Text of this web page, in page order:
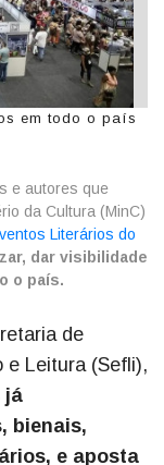
em todo o país
e autores que
da Cultura (MinC)
Literários do
dar visibilidade
o país.
de
e Leitura (Sefli),
já
bienais,
e aposta